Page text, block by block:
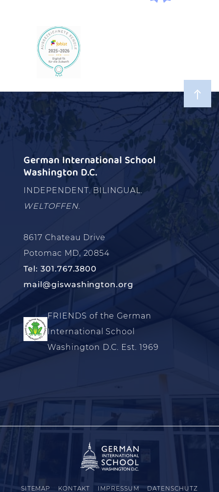
German International School
Washington D.C.
INDEPENDENT. BILINGUAL.
WELTOFFEN.
8617 Chateau Drive
Potomac MD, 20854
Tel: 301.767.3800
mail@giswashington.org
FRIENDS of the German
International School
Washington D.C. Est. 1969
SITEMAP KONTAKT IMPRESSUM DATENSCHUTZ